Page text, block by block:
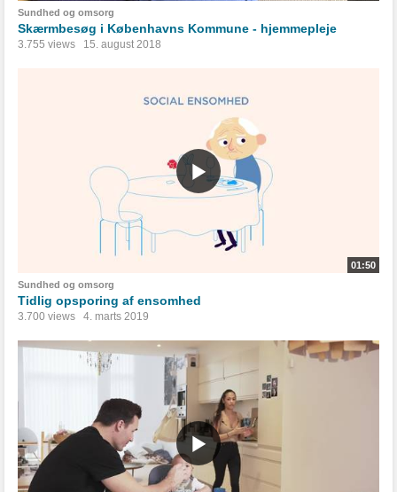
Sundhed og omsorg
Skærmbesøg i Københavns Kommune - hjemmepleje
3.755 views 15. august 2018
01:50
Sundhed og omsorg
Tidlig opsporing af ensomhed
3.700 views 4. marts 2019